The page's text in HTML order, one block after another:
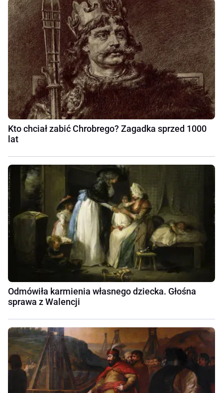
Kto chciał zabić Chrobrego? Zagadka sprzed 1000
lat
Odmówiła karmienia własnego dziecka. Głośna
sprawa z Walencji